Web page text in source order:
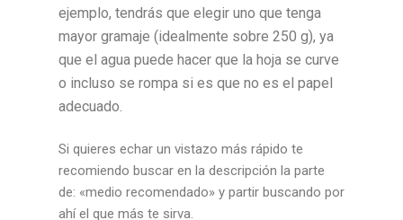
ejemplo, tendrás que elegir uno que tenga
mayor gramaje (idealmente sobre 250 g), ya
que el agua puede hacer que la hoja se curve
o incluso se rompa si es que no es el papel
adecuado.
Si quieres echar un vistazo más rápido te
recomiendo buscar en la descripción la parte
de: «medio recomendado» y partir buscando por
ahí el que más te sirva.